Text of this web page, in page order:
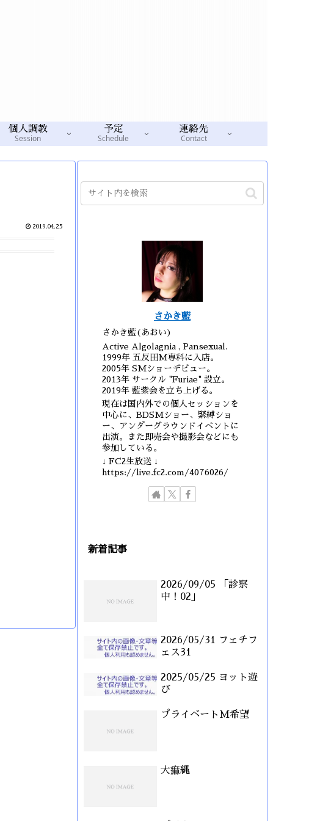
個人調教
Session
予定
Schedule
連絡先
Contact
2019.04.25
さかき藍
さかき藍(あおい)
Active Algolagnia , Pansexual.
1999年 五反田M専科に入店。
2005年 SMショーデビュー。
2013年 サークル "Furiae" 設立。
2019年 藍紫会を立ち上げる。
現在は国内外での個人セッションを
中心に、BDSMショー、緊縛ショ
ー、アンダーグラウンドイベントに
出演。また即売会や撮影会などにも
参加している。
↓ FC2生放送 ↓
https://live.fc2.com/4076026/
新着記事
2026/09/05 「診察
中！02」
2026/05/31 フェチフ
ェス31
2025/05/25 ヨット遊
び
プライベートM希望
大痲縄